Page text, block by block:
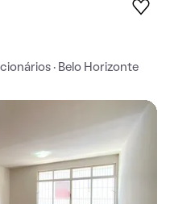
· Belo Horizonte